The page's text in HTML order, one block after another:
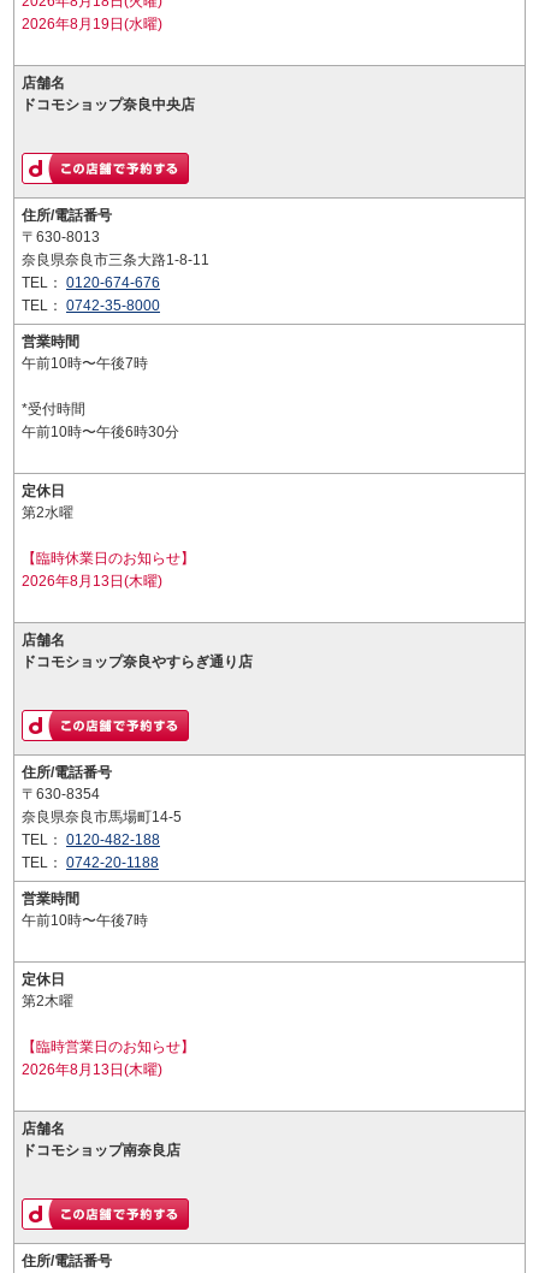
2026年8月19日(水曜)
店舗名
ドコモショップ奈良中央店
住所/電話番号
〒630-8013
奈良県奈良市三条大路1-8-11
TEL： 0120-674-676
TEL： 0742-35-8000
営業時間
午前10時〜午後7時
*受付時間
午前10時〜午後6時30分
定休日
第2水曜
【臨時休業日のお知らせ】
2026年8月13日(木曜)
店舗名
ドコモショップ奈良やすらぎ通り店
住所/電話番号
〒630-8354
奈良県奈良市馬場町14-5
TEL： 0120-482-188
TEL： 0742-20-1188
営業時間
午前10時〜午後7時
定休日
第2木曜
【臨時営業日のお知らせ】
2026年8月13日(木曜)
店舗名
ドコモショップ南奈良店
住所/電話番号